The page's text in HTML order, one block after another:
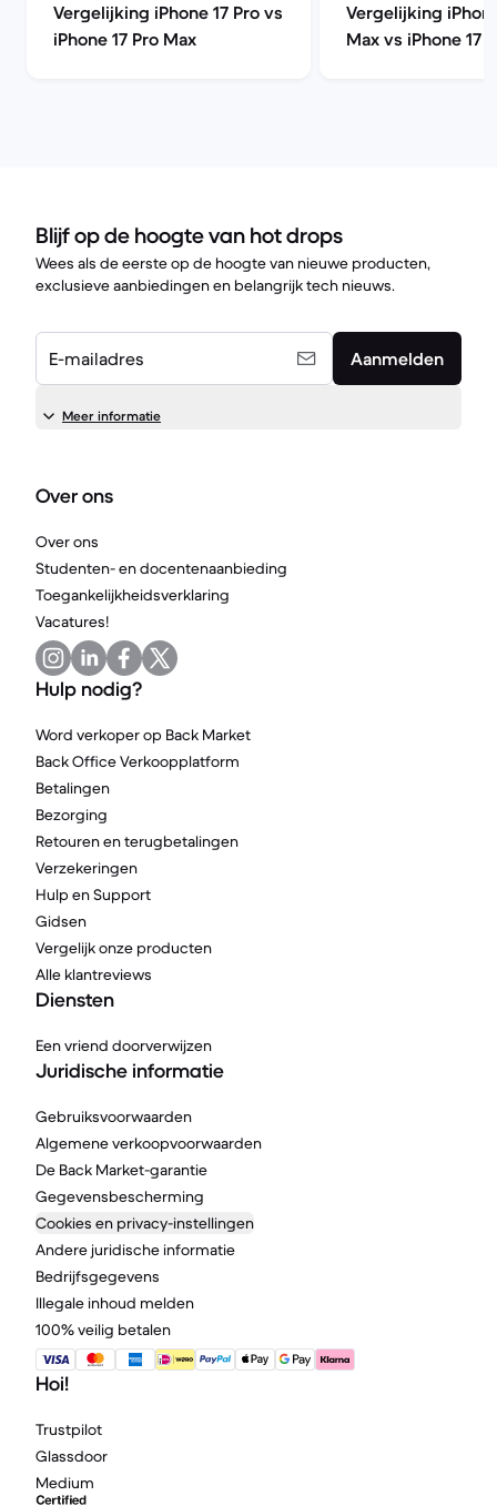
Vergelijking iPhone 17 Pro vs
iPhone 17 Pro Max
Vergelijking
Max vs iPhone 17
Blijf op de hoogte van hot drops
Wees als de eerste op de hoogte van nieuwe producten,
exclusieve aanbiedingen en belangrijk tech nieuws.
E-mailadres Aanmelden
Meer informatie
Over ons
Over ons
Studenten- en docentenaanbieding
Toegankelijkheidsverklaring
Vacatures!
Hulp nodig?
Word verkoper op Back Market
Back Office Verkoopplatform
Betalingen
Bezorging
Retouren en terugbetalingen
Verzekeringen
Hulp en Support
Gidsen
Vergelijk onze producten
Alle klantreviews
Diensten
Een vriend doorverwijzen
Juridische informatie
Gebruiksvoorwaarden
Algemene verkoopvoorwaarden
De Back Market-garantie
Gegevensbescherming
Cookies en privacy-instellingen
Andere juridische informatie
Bedrijfsgegevens
Illegale inhoud melden
100% veilig betalen
Hoi!
Trustpilot
Glassdoor
Medium